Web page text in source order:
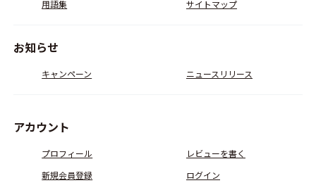
用語集
サイトマップ
お知らせ
キャンペーン ニュースリリース
アカウント
プロフィール
レビューを書く
新規会員登録
ログイン